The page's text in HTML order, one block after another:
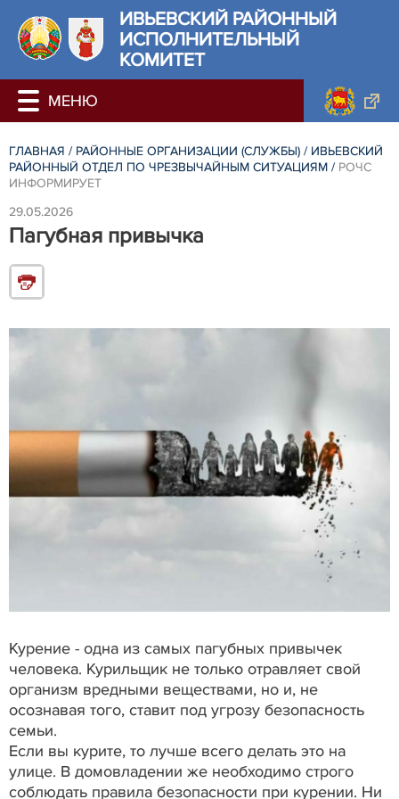
ИВЬЕВСКИЙ РАЙОННЫЙ
ИСПОЛНИТЕЛЬНЫЙ
КОМИТЕТ
ГЛАВНАЯ / РАЙОННЫЕ ОРГАНИЗАЦИИ (СЛУЖБЫ) / ИВЬЕВСКИЙ
РАЙОННЫЙ ОТДЕЛ ПО ЧРЕЗВЫЧАЙНЫМ СИТУАЦИЯМ / РОЧС
ИНФОРМИРУЕТ
29.05.2026
Пагубная привычка
Курение - одна из самых пагубных привычек
человека. Курильщик не только отравляет свой
организм вредными веществами, но и, не
осознавая того, ставит под угрозу безопасность
семьи.
Если вы курите, то лучше всего делать это на
улице. В домовладении же необходимо строго
соблюдать правила безопасности при курении. Ни